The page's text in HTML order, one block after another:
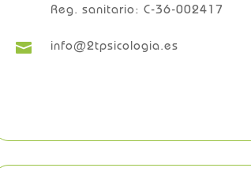
Reg. sanitario: C-36-002417
 info@2tpsicologia.es